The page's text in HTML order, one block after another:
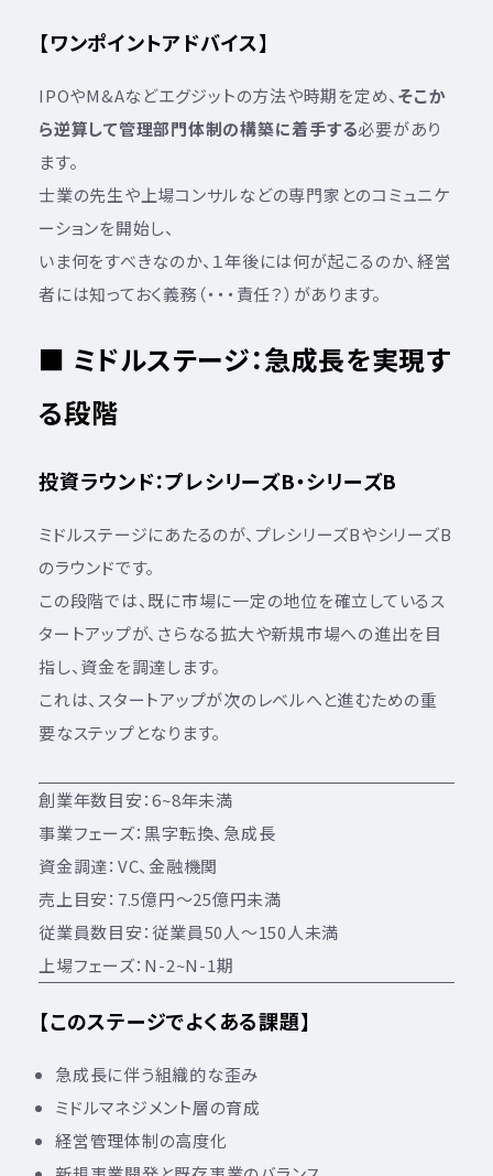
【ワンポイントアドバイス】
IPOやM&Aなどエグジットの方法や時期を定め、 そこか
ら逆算して管理部門体制の構築に着手する必要があり
ます。
士業の先生や上場コンサルなどの専門家とのコミュニケ
ーションを開始し、
いま何をすべきなのか、１年後には何が起こるのか、経営
者には知っておく義務（・・・責任？）があります。
■ ミドルステージ：急成長を実現す
る段階
投資ラウンド：プレシリーズB・シリーズB
ミドルステージにあたるのが、プレシリーズBやシリーズB
のラウンドです。
この段階では、既に市場に一定の地位を確立しているス
タートアップが、さらなる拡大や新規市場への進出を目
指し、資金を調達します。
これは、スタートアップが次のレベルへと進むための重
要なステップとなります。
創業年数目安：6~8年未満
事業フェーズ：黒字転換、急成長
資金調達：VC、金融機関
売上目安：7.5億円～25億円未満
従業員数目安：従業員50人～150人未満
上場フェーズ：N-2~N-1期
【このステージでよくある課題】
急成長に伴う組織的な歪み
ミドルマネジメント層の育成
経営管理体制の高度化